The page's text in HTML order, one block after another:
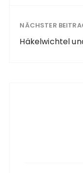
NÄCHSTER
Häkelwichtel